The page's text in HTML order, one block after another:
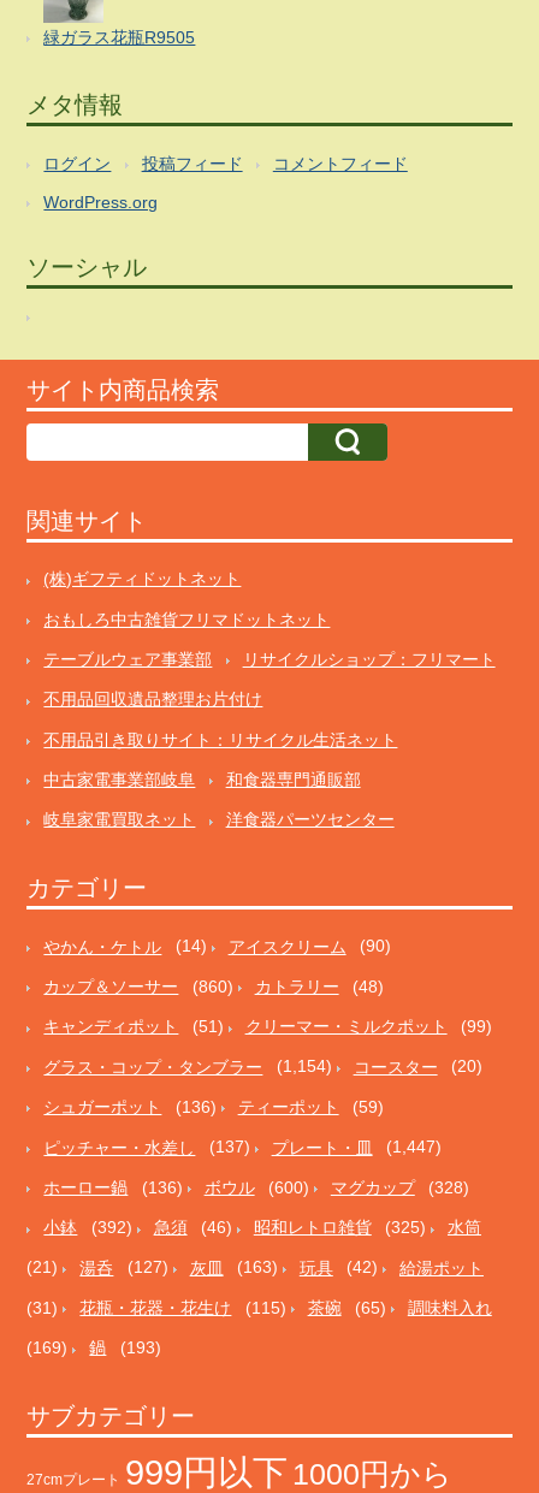
緑ガラス花瓶R9505
メタ情報
ログイン 投稿フィード コメントフィード
WordPress.org
ソーシャル
サイト内商品検索
関連サイト
(株)ギフティドットネット
おもしろ中古雑貨フリマドットネット
テーブルウェア事業部 リサイクルショップ：フリマート
不用品回収遺品整理お片付け
不用品引き取りサイト：リサイクル生活ネット
中古家電事業部岐阜 和食器専門通販部
岐阜家電買取ネット 洋食器パーツセンター
カテゴリー
やかん・ケトル (14) アイスクリーム (90)
カップ＆ソーサー (860) カトラリー (48)
キャンディポット (51) クリーマー・ミルクポット (99)
グラス・コップ・タンブラー (1,154) コースター (20)
シュガーポット (136) ティーポット (59)
ピッチャー・水差し (137) プレート・皿 (1,447)
ホーロー鍋 (136) ボウル (600) マグカップ (328)
小鉢 (392) 急須 (46) 昭和レトロ雑貨 (325) 水筒
(21) 湯呑 (127) 灰皿 (163) 玩具 (42) 給湯ポット
(31) 花瓶・花器・花生け (115) 茶碗 (65) 調味料入れ
(169) 鍋 (193)
サブカテゴリー
27cmプレート 999円以下 1000円から